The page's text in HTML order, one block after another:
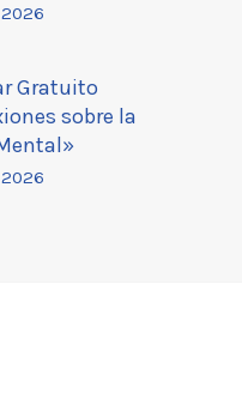
Gratuito
sobre la